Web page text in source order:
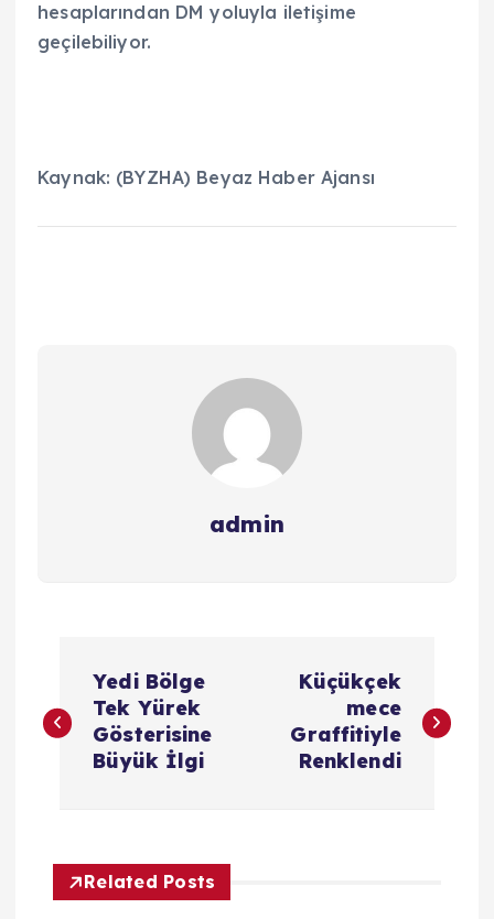
hesaplarından DM yoluyla iletişime
geçilebiliyor.
Kaynak: (BYZHA) Beyaz Haber Ajansı
admin
a
g
Yedi Bölge
Tek Yürek
Gösterisine
Büyük İlgi
Küçükçek
mece
Graffitiyle
Renklendi
Related Posts